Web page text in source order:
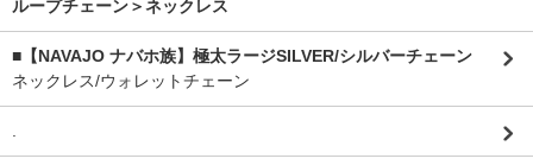
ループチェーン＞ネックレス
■【NAVAJO ナバホ族】極太ラージSILVER/シルバーチェーン
ネックレス/ウォレットチェーン